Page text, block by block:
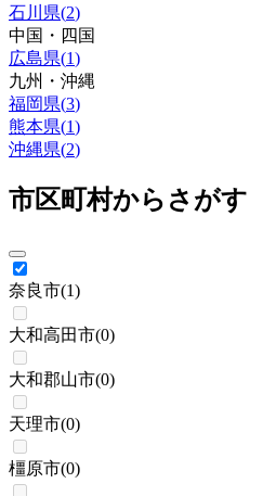
石川県(2)
中国・四国
広島県(1)
九州・沖縄
福岡県(3)
熊本県(1)
沖縄県(2)
市区町村からさがす
奈良市(1)
大和高田市(0)
大和郡山市(0)
天理市(0)
橿原市(0)